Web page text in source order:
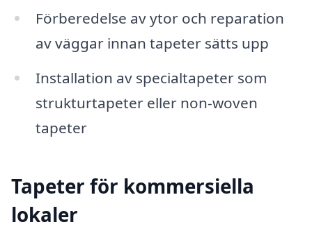
Förberedelse av ytor och reparation
av väggar innan tapeter sätts upp
Installation av specialtapeter som
strukturtapeter eller non-woven
tapeter
Tapeter för kommersiella
lokaler